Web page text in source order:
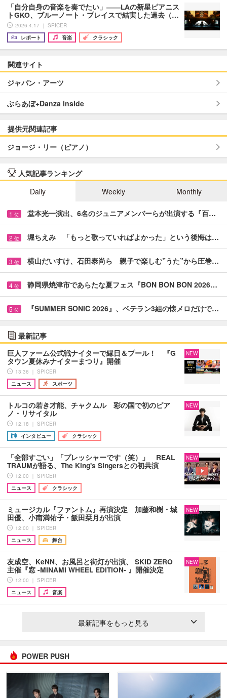
「自分自身の音楽を奏でたい」――LAの新星ピアニス
トGKO、ブルーノート・プレイスで結実した過去（…
2026.4.17 ｜ SPICER
レポート
音楽 クラシック
関連サイト
ジャパン・アーツ
ぶらあぼ+Danza inside
提供元関連記事
ジョージ・リー（ピアノ）
人気記事ランキング
Daily
Weekly Monthly
1 位 堂本光一演出、6名のジュニアメンバーらが出演する『百…
2 位 堀ちえみ 「もっと歌っていればよかった」という後悔は…
3 位 横山だいすけ、石田泰尚ら 親子で楽しむ”うた”から圧巻…
4 位 静岡県焼津市であらたな夏フェス『BON BON BON 2026…
5 位 『SUMMER SONIC 2026』、ベテラン3組の懐メロだけで…
最新記事
巨人ファーム公式戦ナイターで縁日＆プール！ 『G
タウン夏休みナイターまつり』開催
13:36 ｜ SPICER
ニュース
スポーツ
NEW
トルコの若き才能、チャクムル 彩の国で初のピア
ノ・リサイタル
12:18 ｜ SPICER
インタビュー
クラシック
NEW
「全部すごい」「プレッシャーです（笑）」 REAL
TRAUMが語る、The King's Singersとの初共演
12:00 ｜ SPICER
ニュース
クラシック
NEW
ミュージカル『ファントム』再演決定 加藤和樹・城
田優、小南満佑子・飯田栞月が出演
12:00 ｜ SPICER
ニュース
舞台
NEW
友成空、KeNN、お風呂と街灯が出演、 SKID ZERO
主催『窓 -MINAMI WHEEL EDITION- 』開催決定
12:00 ｜ SPICER
ニュース
音楽
NEW
最新記事をもっと見る
POWER PUSH